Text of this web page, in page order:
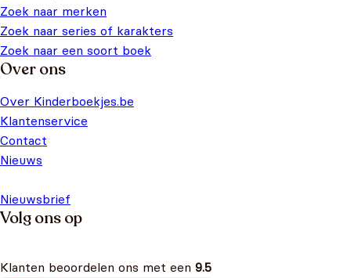
Zoek naar merken
Zoek naar series of karakters
Zoek naar een soort boek
Over ons
Over Kinderboekjes.be
Klantenservice
Contact
Nieuws
Nieuwsbrief
Volg ons op
Klanten beoordelen ons met een 9.5